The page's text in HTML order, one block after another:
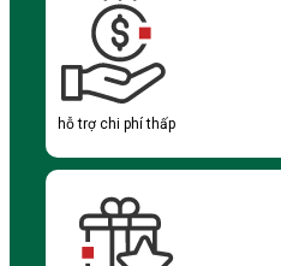
hỗ trợ chi phí thấp